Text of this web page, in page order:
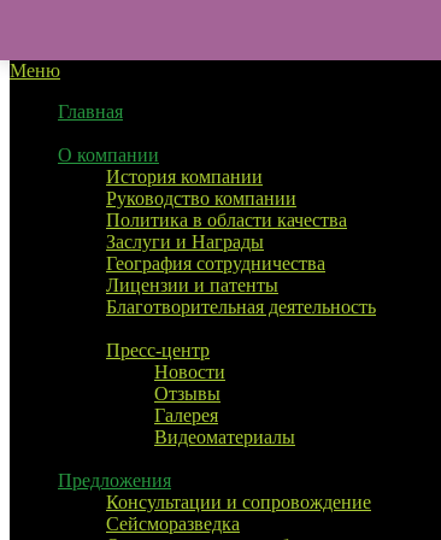
содержимому
Меню
Главная
О компании
История компании
Руководство компании
Политика в области качества
Заслуги и Награды
География сотрудничества
Лицензии и патенты
Благотворительная деятельность
Пресс-центр
Новости
Отзывы
Галерея
Видеоматериалы
Предложения
Консультации и сопровождение
Сейсморазведка